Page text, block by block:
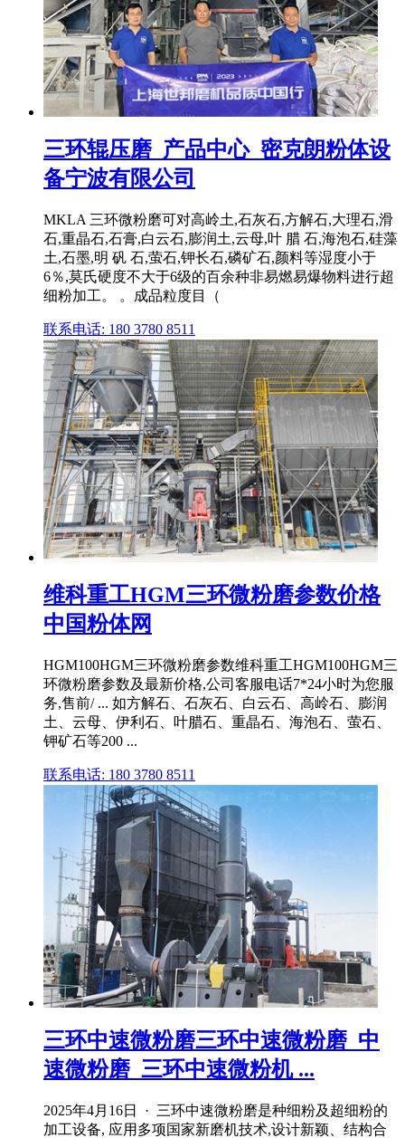
三环辊压磨_产品中心_密克朗粉体设
备宁波有限公司
MKLA 三环微粉磨可对高岭土,石灰石,方解石,大理石,滑
石,重晶石,石膏,白云石,膨润土,云母,叶 腊 石,海泡石,硅藻
土,石墨,明 矾 石,萤石,钾长石,磷矿石,颜料等湿度小于
6％,莫氏硬度不大于6级的百余种非易燃易爆物料进行超
细粉加工。 。成品粒度目（
联系电话: 180 3780 8511
维科重工HGM三环微粉磨参数价格
中国粉体网
HGM100HGM三环微粉磨参数维科重工HGM100HGM三
环微粉磨参数及最新价格,公司客服电话7*24小时为您服
务,售前/ ... 如方解石、石灰石、白云石、高岭石、膨润
土、云母、伊利石、叶腊石、重晶石、海泡石、萤石、
钾矿石等200 ...
联系电话: 180 3780 8511
三环中速微粉磨三环中速微粉磨_中
速微粉磨_三环中速微粉机 ...
2025年4月16日 · 三环中速微粉磨是种细粉及超细粉的
加工设备, 应用多项国家新磨机技术,设计新颖、结构合